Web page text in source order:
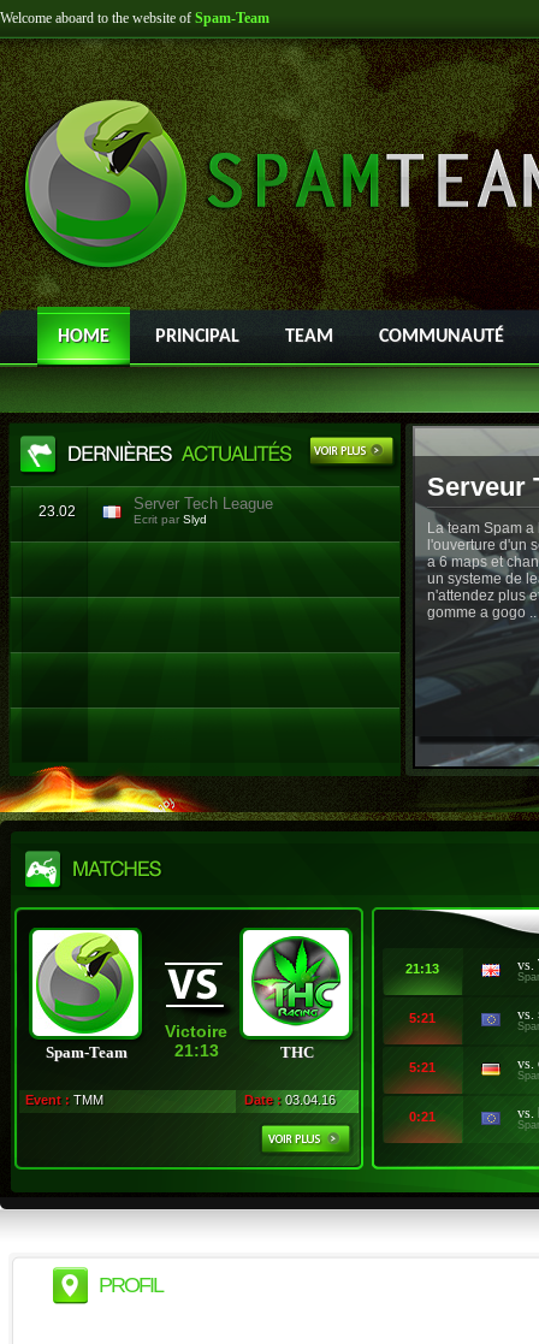
Welcome aboard to the website of Spam-Team
HOME PRINCIPAL TEAM COMMUNAUTÉ
23.02 Server Tech League
Ecrit par Slyd
Serveur
La team Spam
l'ouverture d'un
a 6 maps et
un systeme de
n'attendez plus
gomme a gogo ..
Spam-Team
Victoire
21:13
THC
Event : TMM Date : 03.04.16
21:13 vs.
5:21 vs.
5:21 vs.
0:21 vs.
PROFIL